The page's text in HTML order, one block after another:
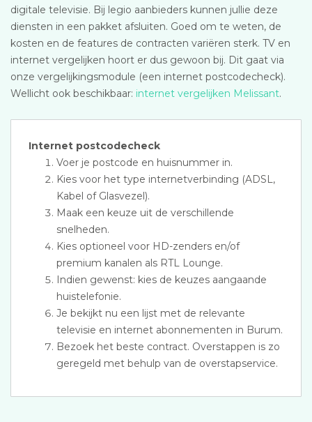
digitale televisie. Bij legio aanbieders kunnen jullie deze
diensten in een pakket afsluiten. Goed om te weten, de
kosten en de features de contracten variëren sterk. TV en
internet vergelijken hoort er dus gewoon bij. Dit gaat via
onze vergelijkingsmodule (een internet postcodecheck).
Wellicht ook beschikbaar: internet vergelijken Melissant.
Internet postcodecheck
Voer je postcode en huisnummer in.
Kies voor het type internetverbinding (ADSL,
Kabel of Glasvezel).
Maak een keuze uit de verschillende
snelheden.
Kies optioneel voor HD-zenders en/of
premium kanalen als RTL Lounge.
Indien gewenst: kies de keuzes aangaande
huistelefonie.
Je bekijkt nu een lijst met de relevante
televisie en internet abonnementen in Burum.
Bezoek het beste contract. Overstappen is zo
geregeld met behulp van de overstapservice.